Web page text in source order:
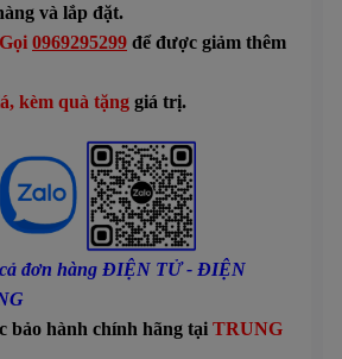
và lắp đặt.
0969295299 để được giảm thêm
kèm quà tặng giá trị.
đơn hàng ĐIỆN TỬ - ĐIỆN
bảo hành chính hãng tại TRUNG